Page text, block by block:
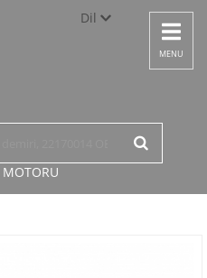
Dil
Türkçe
English
Toggle
MENU
MOTORU